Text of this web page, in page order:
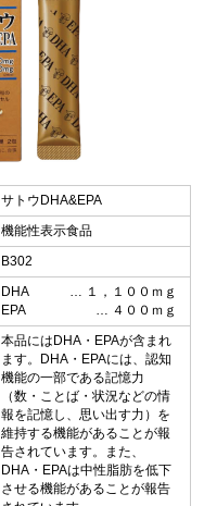
サトウDHA&EPA
機能性表示食品
B302
DHA
１，１００ｍｇ
EPA
４００ｍｇ
本品にはDHA・EPAが含まれ
ます。DHA・EPAには、認知
機能の一部である記憶力
（数・ことば・状況などの情
報を記憶し、思い出す力）を
維持する機能があることが報
告されています。また、
DHA・EPAは中性脂肪を低下
させる機能があることが報告